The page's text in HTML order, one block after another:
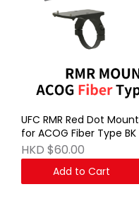
UFC RMR Red Dot Mount
for ACOG Fiber Type BK
HKD $60.00
Add to Cart